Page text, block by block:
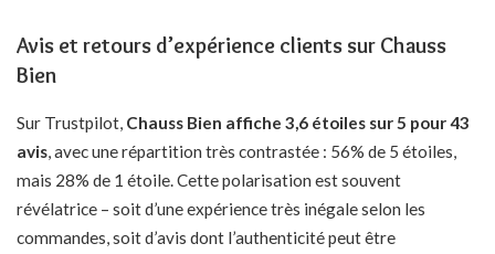
Avis et retours d’expérience clients sur Chauss
Bien
Sur Trustpilot, Chauss Bien affiche 3,6 étoiles sur 5 pour 43
avis , avec une répartition très contrastée : 56% de 5 étoiles,
mais 28% de 1 étoile. Cette polarisation est souvent
révélatrice – soit d’une expérience très inégale selon les
commandes, soit d’avis dont l’authenticité peut être